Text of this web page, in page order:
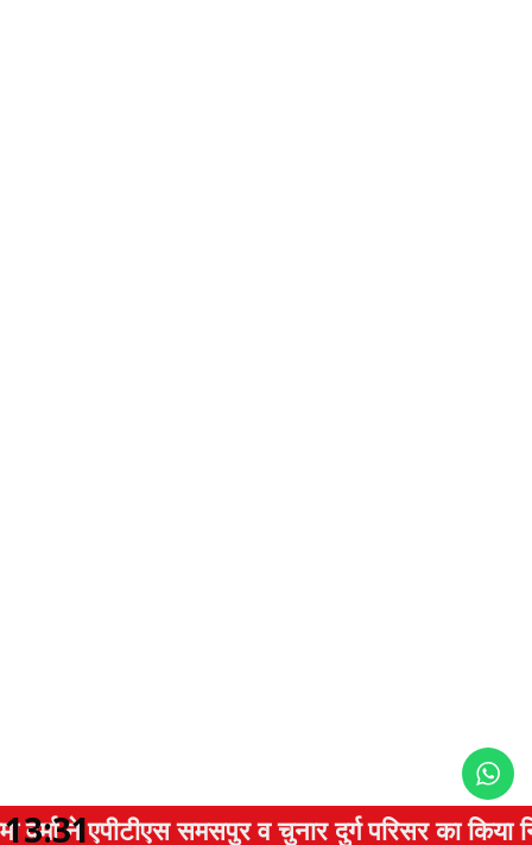
एपीटीएस समसपुर व चुनार दुर्ग परिसर का किया
13:31